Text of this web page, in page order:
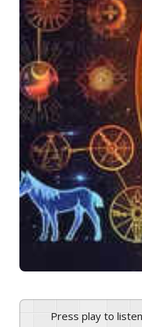
Press play to